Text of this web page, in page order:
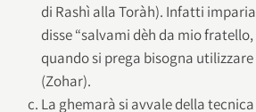
di Rashì alla Toràh). Infatti
disse “salvami dèh da mio fratello,
quando si prega bisogna
(Zohar).
La ghemarà si avvale della